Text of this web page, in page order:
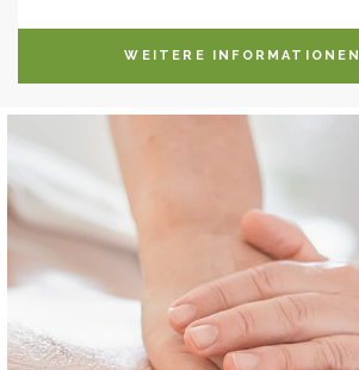
WEITERE INFORMATIONEN